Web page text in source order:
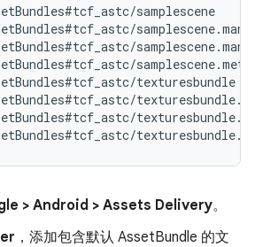
samplescene
samplescene.meta
texturesbundle
> Android > Assets Delivery。
，添加包含默认 AssetBundle 的文